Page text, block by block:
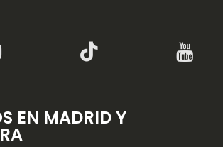
EN MADRID Y